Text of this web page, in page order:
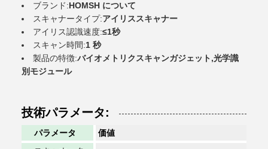
ブランド:HOMSH について
スキャナータイプ:アイリススキャナー
アイリス認識速度:≤1秒
スキャン時間:1 秒
製品の特徴:バイオメトリクスキャンガジェット,光学識
別モジュール
技術パラメータ:
パラメータ
価値